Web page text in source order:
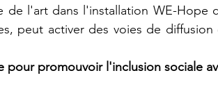
de l'art dans l'installation WE-Hope
peut activer des voies de
pour promouvoir l'inclusion sociale